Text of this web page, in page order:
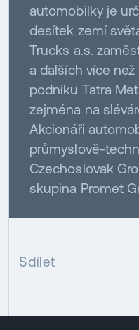
automobilky je
desítek zemí
Trucks a.s.
a dalších více
podniku Tatra
zejména na
Akcionáři
průmyslově-
Czechoslovak
skupina Promet
Sdílet